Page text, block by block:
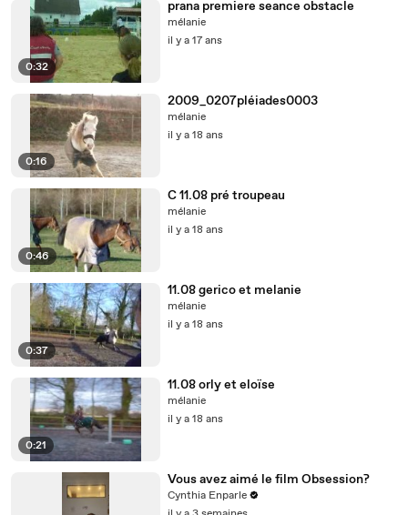
0:32
prana premiere seance obstacle
mélanie
il y a 17 ans
0:16
2009_0207pléiades0003
mélanie
il y a 18 ans
0:46
C 11.08 pré troupeau
mélanie
il y a 18 ans
0:37
11.08 gerico et melanie
mélanie
il y a 18 ans
0:21
11.08 orly et eloïse
mélanie
il y a 18 ans
Vous avez aimé le film Obsession?
Cynthia Enparle